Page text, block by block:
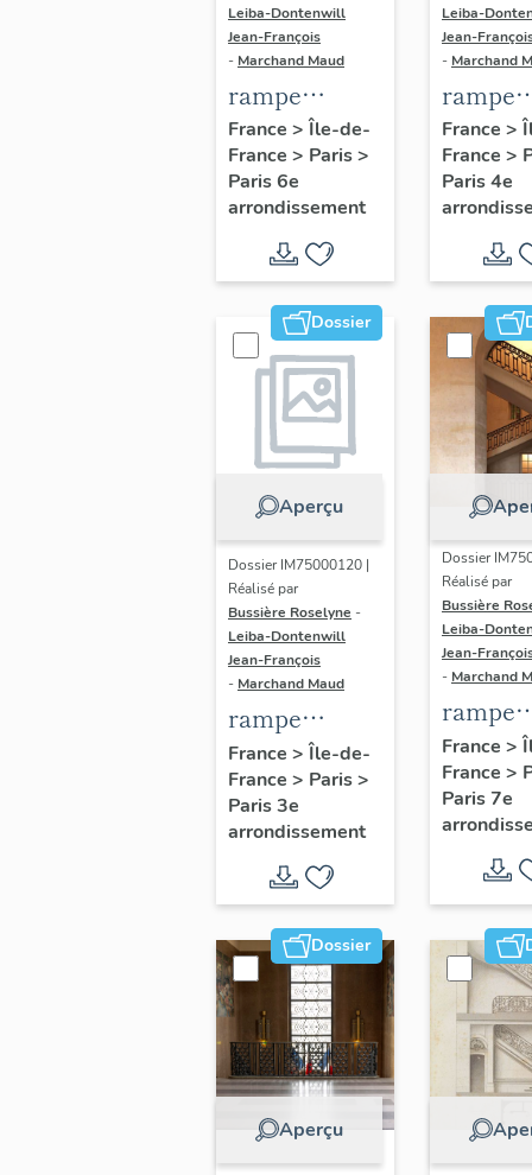
Leiba-Dontenwill
Jean-François
- Marchand Maud
rampe
d'appui,
escalier de la
maison à
cochère dite
hôtel du Gué
(détruite)
(non étudié)
France > Île-de-
France > Paris>
Paris 6e
arrondissement
Leiba-
Jean-
- Marchand
rampe
d'appui,
escalier
d'une
France >
France >
Paris 4e
Dossier
Aperçu
Dossier IM75000120 |
Réalisé par
Bussière Roselyne -
Leiba-Dontenwill
Jean-François
- Marchand Maud
rampe
d'appui,
escalier du
couvent de la
étudié)
France > Île-de-
France > Paris>
Paris 3e
arrondissement
Dossier
Réalisé par
Bussière
Leiba-
Jean-
- Marchand
rampe
d'appui,
escalier
France >
France >
Paris 7e
Dossier
Aperçu